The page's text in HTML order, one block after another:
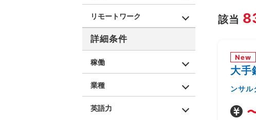
該当
New
大手
ンサル
リモートワーク
詳細条件
稼働
業種
英語力